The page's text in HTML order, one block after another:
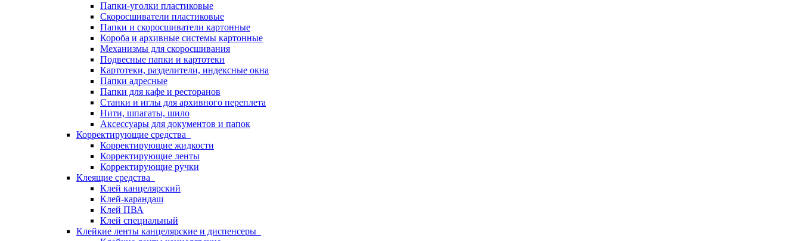
Папки-уголки пластиковые
Скоросшиватели пластиковые
Папки и скоросшиватели картонные
Короба и архивные системы картонные
Механизмы для скоросшивания
Подвесные папки и картотеки
Картотеки, разделители, индексные окна
Папки адресные
Папки для кафе и ресторанов
Станки и иглы для архивного переплета
Нити, шпагаты, шило
Аксессуары для документов и папок
Корректирующие средства
Корректирующие жидкости
Корректирующие ленты
Корректирующие ручки
Клеящие средства
Клей канцелярский
Клей-карандаш
Клей ПВА
Клей специальный
Клейкие ленты канцелярские и диспенсеры